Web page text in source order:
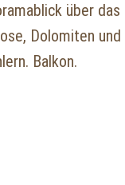
über das
Dolomiten und
Balkon.